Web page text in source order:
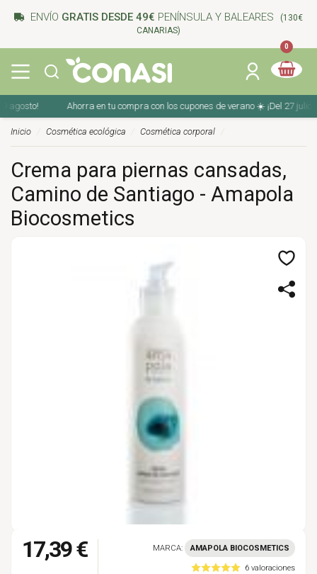
ENVÍO GRATIS DESDE 49€ PENÍNSULA Y BALEARES
(130€
CANARIAS)
0
Ahorra en tu compra con los cupones de verano ☀️ ¡Del 27 julio al 9 agosto!
Inicio Cosmética ecológica Cosmética corporal
Crema para piernas cansadas,
Camino de Santiago - Amapola
Biocosmetics
17,39 € MARCA: AMAPOLA BIOCOSMETICS
6 valoraciones